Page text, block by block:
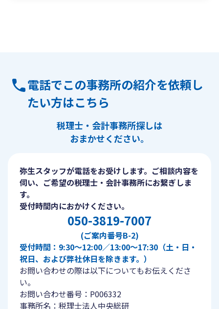
電話でこの事務所の紹介を依頼し
たい方はこちら
税理士・会計事務所探しは
おまかせください。
弥生スタッフが電話をお受けします。ご相談内容を
伺い、ご希望の税理士・会計事務所にお繋ぎしま
す。
受付時間内におかけください。
050-3819-7007
(ご案内番号B-2)
受付時間：9:30〜12:00／13:00〜17:30（土・日・
祝日、および弊社休日を除きます。）
お問い合わせの際は以下についてもお伝えくださ
い。
お問い合わせ番号：P006332
事務所名：税理士法人中央総研